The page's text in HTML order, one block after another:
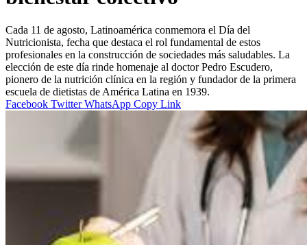
Cada 11 de agosto, Latinoamérica conmemora el Día del
Nutricionista, fecha que destaca el rol fundamental de estos
profesionales en la construcción de sociedades más saludables. La
elección de este día rinde homenaje al doctor Pedro Escudero,
pionero de la nutrición clínica en la región y fundador de la primera
escuela de dietistas de América Latina en 1939.
Facebook Twitter WhatsApp Copy Link